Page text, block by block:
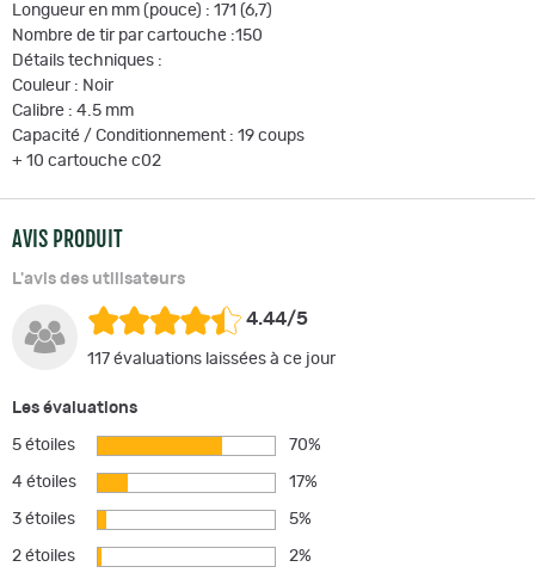
Longueur en mm (pouce) : 171 (6,7)
Nombre de tir par cartouche :150
Détails techniques :
Couleur : Noir
Calibre : 4.5 mm
Capacité / Conditionnement : 19 coups
+ 10 cartouche c02
AVIS PRODUIT
L'avis des utilisateurs
4.44/5
117 évaluations laissées à ce jour
Les évaluations
5 étoiles 70%
4 étoiles 17%
3 étoiles 5%
2 étoiles 2%